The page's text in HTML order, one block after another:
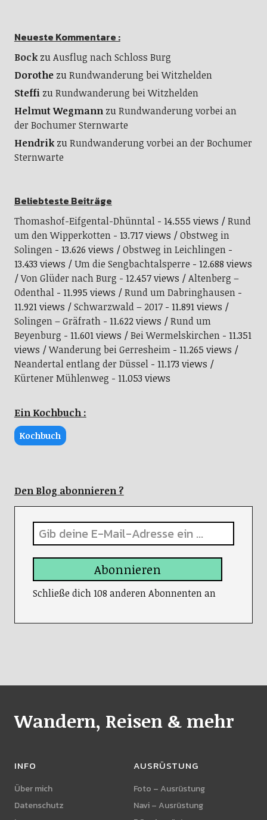
Neueste Kommentare :
BockzuAusflug nach Schloss Burg
DorothezuRundwanderung bei Witzhelden
SteffizuRundwanderung bei Witzhelden
Helmut WegmannzuRundwanderung vorbei an
der Bochumer Sternwarte
HendrikzuRundwanderung vorbei an der Bochumer
Sternwarte
Beliebteste Beiträge
Thomashof-Eifgental-Dhünntal- 14.555 views
Rund
um den Wipperkotten- 13.717 views
Obstweg in
Solingen- 13.626 views Obstweg in Leichlingen-
13.433 views
Um die Sengbachtalsperre - 12.688 views
Von Glüder nach Burg - 12.457 views
Altenberg –
Odenthal- 11.995 views Rund um Dabringhausen-
11.921 views
Schwarzwald – 2017- 11.891 views
Solingen – Gräfrath- 11.622 views
Rund um
Beyenburg - 11.601 views Bei Wermelskirchen- 11.351
views
Wanderung bei Gerresheim- 11.265 views
Neandertal entlang der Düssel- 11.173 views
Kürtener Mühlenweg - 11.053 views
Ein Kochbuch :
Kochbuch
Den Blog abonnieren ?
Abonnieren
Schließe dich 108 anderen Abonnenten an
Wandern, Reisen & mehr
INFO
Über mich
Datenschutz
AUSRÜSTUNG
Foto – Ausrüstung
Navi – Ausrüstung